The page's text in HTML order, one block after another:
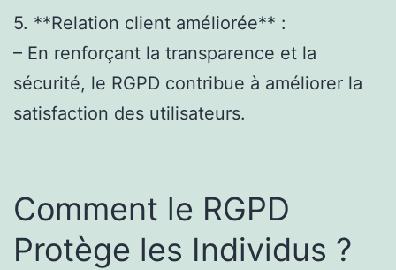
5. **Relation client améliorée** :
– En renforçant la transparence et la
sécurité, le RGPD contribue à améliorer la
satisfaction des utilisateurs.
Comment le RGPD
Protège les Individus ?